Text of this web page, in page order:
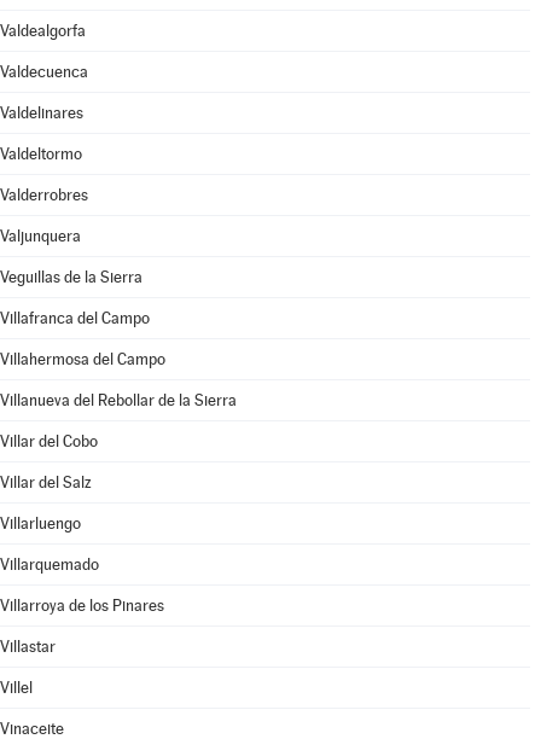
Valdealgorfa
Valdecuenca
Valdelinares
Valdeltormo
Valderrobres
Valjunquera
Veguillas de la Sierra
Villafranca del Campo
Villahermosa del Campo
Villanueva del Rebollar de la Sierra
Villar del Cobo
Villar del Salz
Villarluengo
Villarquemado
Villarroya de los Pinares
Villastar
Villel
Vinaceite